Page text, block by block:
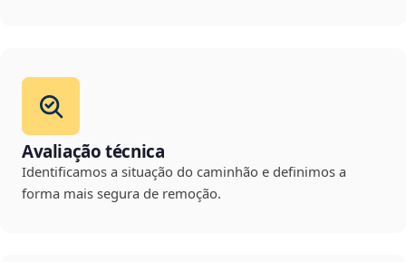
Avaliação técnica
Identificamos a situação do caminhão e definimos a
forma mais segura de remoção.